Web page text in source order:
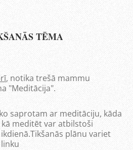
TĒMA
, notika trešā mammu
"Meditācija".
saprotam ar meditāciju, kāda
meditēt var atbilstoši
plānu variet